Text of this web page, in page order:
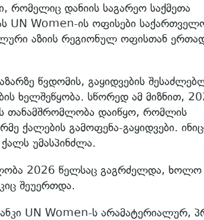
რომელიც დანიის საგარეო საქმეთა
UN Women-ის ოფისები
აზიის რეგიონულ ოფისთან
წვდომის, გაყიდვების
ხელშეწყობა. სწორედ ამ მიზნით,
თანამშრომლობა დაიწყო, რომლის
ქალების გამოფენა-გაყიდვები.
უმასპინძლა.
2026 წელსაც გაგრძელდა, ხოლო
შეუერთდა.
UN Women-ს არამატერიალურ,